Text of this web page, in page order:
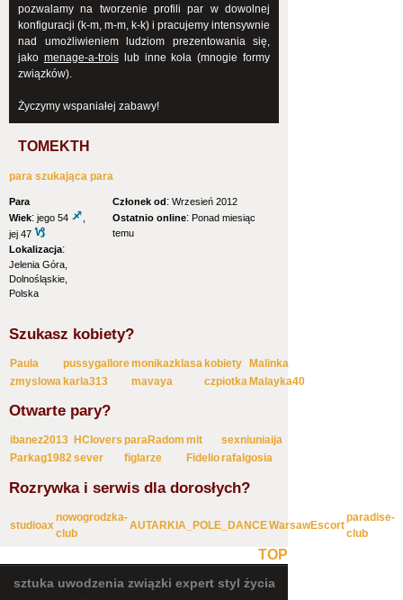
pozwalamy na tworzenie profili par w dowolnej
konfiguracji (k-m, m-m, k-k) i pracujemy intensywnie
nad umożliwieniem ludziom prezentowania się,
jako menage-a-troislub inne koła (mnogie formy
związków).
Życzymy wspaniałej zabawy!
TOMEKTH
para szukająca para
Para
Wiek: jego 54
jej 47
Lokalizacja:
Jelenia Góra,
Dolnośląskie,
Polska
Członek od: Wrzesień 2012
Ostatnio online: Ponad miesiąc
temu
Szukasz kobiety?
Paula pussygalloremonikazklasa kobiety
Malinka
zmyslowa karla313 mavaya czpiotka Malayka40
Otwarte pary?
ibanez2013 HClovers paraRadom mit
sexniuniaija
Parkag1982sever figlarze Fideliorafalgosia
Rozrywka i serwis dla dorosłych?
studioax
nowogrodzka-
club
AUTARKIA_POLE_DANCEWarsawEscort
paradise-
club
TOP
sztuka uwodzenia związki expert styl życia